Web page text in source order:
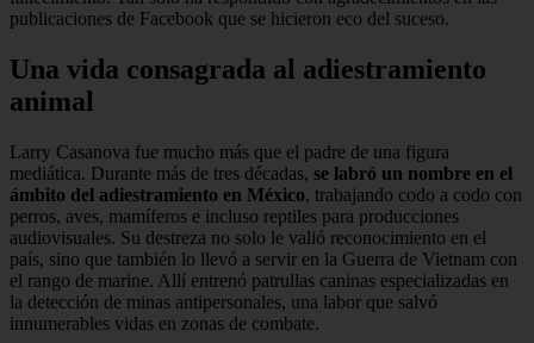
publicaciones de Facebook que se hicieron eco del suceso.
Una vida consagrada al adiestramiento
animal
Larry Casanova fue mucho más que el padre de una figura
mediática. Durante más de tres décadas, se labró un nombre en el
ámbito del adiestramiento en México, trabajando codo a codo con
perros, aves, mamíferos e incluso reptiles para producciones
audiovisuales. Su destreza no solo le valió reconocimiento en el
país, sino que también lo llevó a servir en la Guerra de Vietnam con
el rango de marine. Allí entrenó patrullas caninas especializadas en
la detección de minas antipersonales, una labor que salvó
innumerables vidas en zonas de combate.